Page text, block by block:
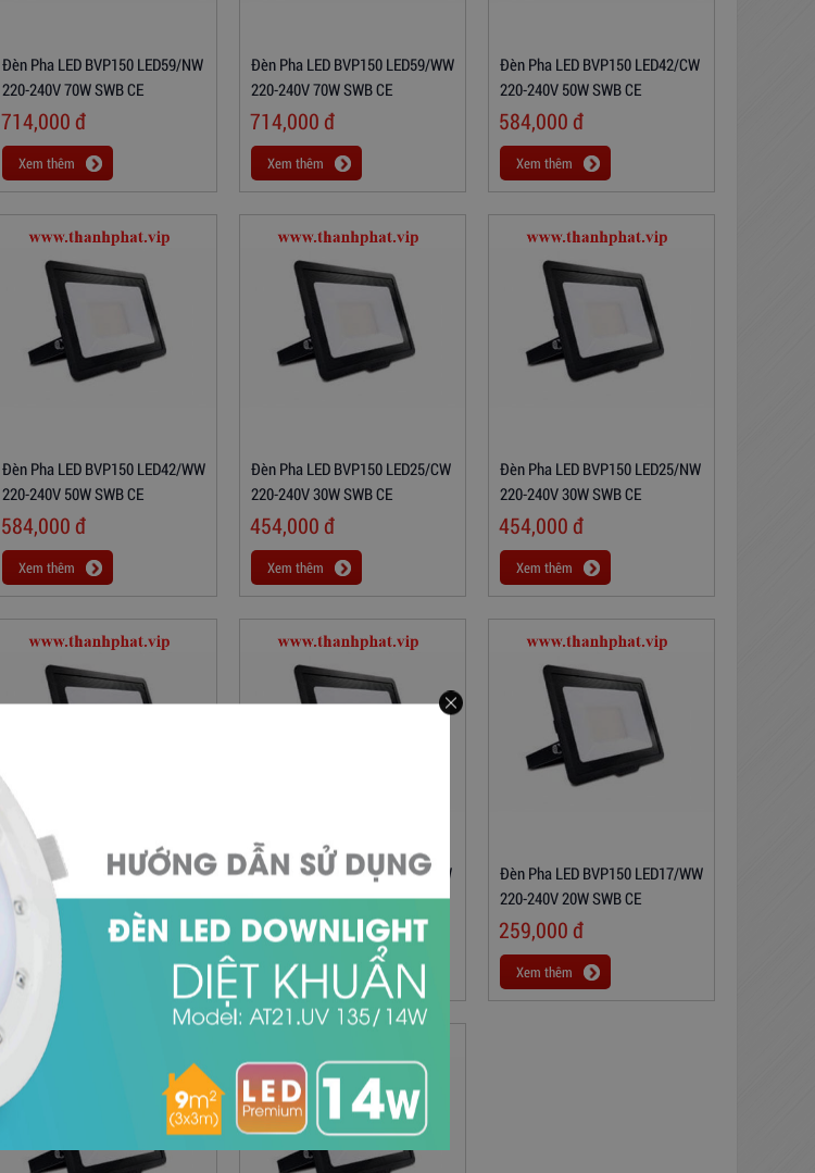
Đèn Pha LED BVP150 LED59/NW
220-240V 70W SWB CE
714,000 đ
Xem thêm
Đèn Pha LED BVP150 LED59/WW
220-240V 70W SWB CE
714,000 đ
Xem thêm
Đèn Pha LED BVP150 LED42/CW
220-240V 50W SWB CE
584,000 đ
Xem thêm
Đèn Pha LED BVP150 LED42/WW
220-240V 50W SWB CE
584,000 đ
Xem thêm
Đèn Pha LED BVP150 LED25/CW
220-240V 30W SWB CE
454,000 đ
Xem thêm
Đèn Pha LED BVP150 LED25/NW
220-240V 30W SWB CE
454,000 đ
Xem thêm
Đèn Pha LED BVP150 LED17/CW
220-240V 20W SWB CE
259,000
Xem thêm
Đèn Pha LED BVP150 LED17/NW
220-240V 20W SWB CE
259,000đ
Xem thêm
Đèn Pha LED BVP150 LED17/WW
220-240V 20W SWB CE
259,000 đ
Xem thêm